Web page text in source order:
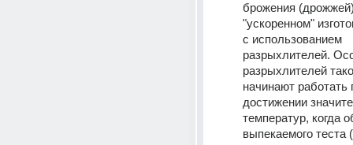
брожения
"ускоренном"
с использованием
разрыхлителей.
разрыхлителей
начинают работать
достижении
температур, когда
выпекаемого теста